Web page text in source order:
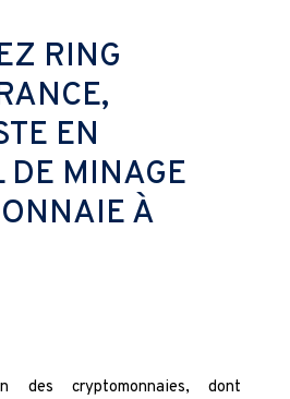
RING
EN
DE MINAGE
À
des cryptomonnaies, dont